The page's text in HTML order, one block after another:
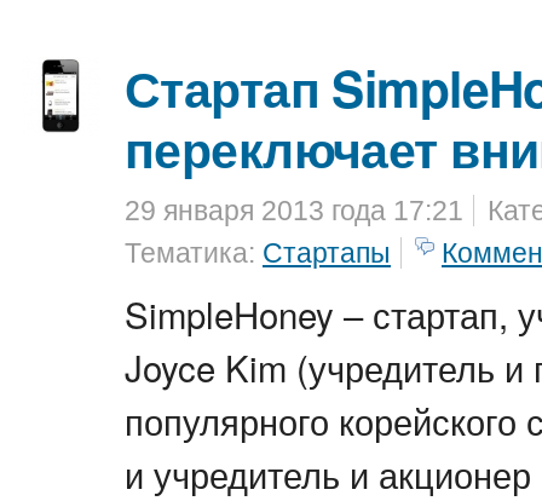
Стартап
переключает
29 января 2013 года 17:21
Тематика: Стартапы
SimpleHoney – стартап,
Joyce Kim (учредитель и
популярного
и учредитель и